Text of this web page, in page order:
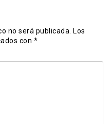
no será publicada. Los
con *